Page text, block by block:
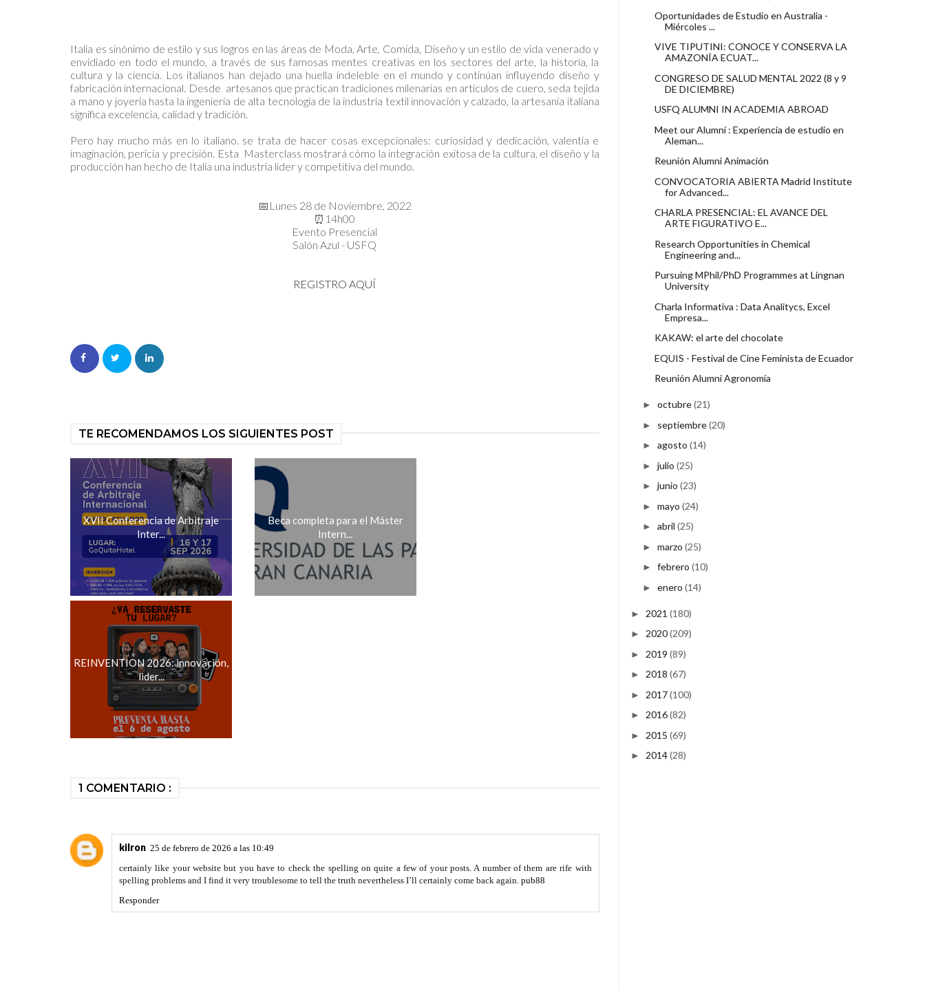
Italia es sinónimo de estilo y sus logros en las áreas de Moda, Arte, Comida, Diseño y un estilo de vida venerado y
envidiado en todo el mundo, a través de sus famosas mentes creativas en los sectores del arte, la historia, la
cultura y la ciencia. Los italianos han dejado una huella indeleble en el mundo y continúan influyendo diseño y
fabricación internacional. Desde artesanos que practican tradiciones milenarias en artículos de cuero, seda tejida
a mano y joyería hasta la ingeniería de alta tecnología de la industria textil innovación y calzado, la artesanía italiana
significa excelencia, calidad y tradición.
Pero hay mucho más en lo italiano. se trata de hacer cosas excepcionales: curiosidad y dedicación, valentía e
imaginación, pericia y precisión. Esta Masterclass mostrará cómo la integración exitosa de la cultura, el diseño y la
producción han hecho de Italia una industria líder y competitiva del mundo.
📅Lunes 28 de Noviembre, 2022
⏰14h00
Evento Presencial
Salón Azul - USFQ
REGISTRO AQUÍ
TE RECOMENDAMOS LOS SIGUIENTES POST
XVII Conferencia de Arbitraje
Inter...
Beca completa para el Máster
Intern...
REINVENTION 2026: innovación,
lider...
1 COMENTARIO :
kilron 25 de febrero de 2026 a las 10:49
certainly like your website but you have to check the spelling on quite a few of your posts. A number of them are rife with
spelling problems and I find it very troublesome to tell the truth nevertheless I’ll certainly come back again. pub88
Responder
Oportunidades de Estudio en Australia -
Miércoles ...
VIVE TIPUTINI: CONOCE Y CONSERVA LA
AMAZONÍA ECUAT...
CONGRESO DE SALUD MENTAL 2022 (8 y 9
DE DICIEMBRE)
USFQ ALUMNI IN ACADEMIA ABROAD
Meet our Alumni : Experiencia de estudio en
Aleman...
Reunión Alumni Animación
CONVOCATORIA ABIERTA Madrid Institute
for Advanced...
CHARLA PRESENCIAL: EL AVANCE DEL
ARTE FIGURATIVO E...
Research Opportunities in Chemical
Engineering and...
Pursuing MPhil/PhD Programmes at Lingnan
University
Charla Informativa : Data Analitycs, Excel
Empresa...
KAKAW: el arte del chocolate
EQUIS - Festival de Cine Feminista de Ecuador
Reunión Alumni Agronomía
► octubre(21)
► septiembre(20)
► agosto (14)
► julio (25)
► junio (23)
► mayo (24)
► abril (25)
► marzo (25)
► febrero (10)
► enero (14)
► 2021 (180)
► 2020(209)
► 2019 (89)
► 2018 (67)
► 2017(100)
► 2016(82)
► 2015 (69)
► 2014(28)